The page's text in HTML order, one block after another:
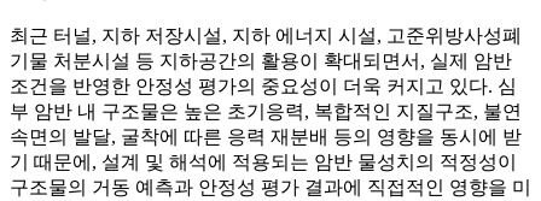
최근 터널, 지하 저장시설, 지하 에너지 시설, 고준위방사성폐
기물 처분시설 등 지하공간의 활용이 확대되면서, 실제 암반
조건을 반영한 안정성 평가의 중요성이 더욱 커지고 있다. 심
부 암반 내 구조물은 높은 초기응력, 복합적인 지질구조, 불연
속면의 발달, 굴착에 따른 응력 재분배 등의 영향을 동시에 받
기 때문에, 설계 및 해석에 적용되는 암반 물성치의 적정성이
구조물의 거동 예측과 안정성 평가 결과에 직접적인 영향을 미